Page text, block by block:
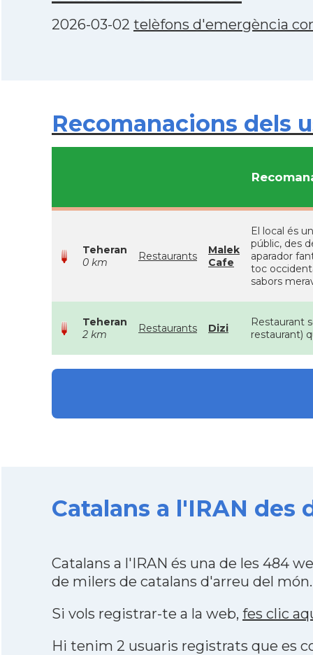
2026-03-02 telèfons d'emergència
Recomanacions dels
Teheran
0 km
Restaurants
Malek
Cafe
El local és
públic, des
aparador
toc
sabors
Teheran
2 km
Restaurants Dizi
Restaurant
restaurant)
Catalans a l'IRAN des
Catalans a l'IRAN és una de les 484
de milers de catalans d'arreu del món.
Si vols registrar-te a la web, fes clic
Hi tenim 2 usuaris registrats que es